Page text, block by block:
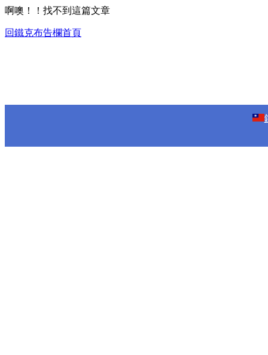
啊噢！！找不到這篇文章
回鐵克布告欄首頁